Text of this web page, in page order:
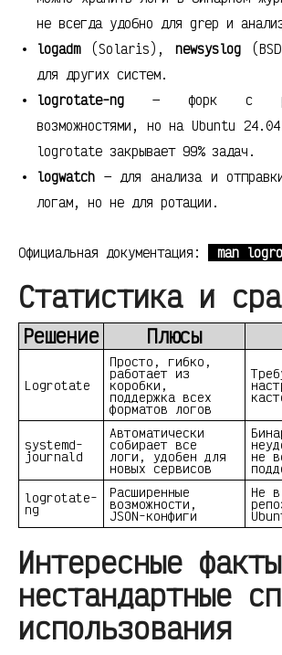
не всегда удобно для grep и
logadm(Solaris), newsyslog
для других систем.
logrotate-ng — форк с
возможностями, но на Ubuntu 24.04
logrotate закрывает 99% задач.
logwatch — для анализа и
логам, но не для ротации.
Официальная документация: man
Статистика и
Решение Плюсы
Logrotate
Просто, гибко,
работает из
коробки,
поддержка всех
форматов логов
systemd-
journald
Автоматически
собирает все
логи, удобен для
новых сервисов
не
logrotate-
ng
Расширенные
возможности,
JSON-конфиги
Не в
Интересные
нестандартные
использования